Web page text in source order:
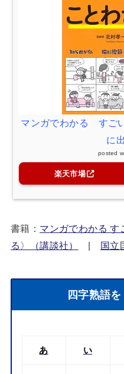
マンガでわかる すご
に
posted
楽天市場
書籍： マンガでわかる す
る〉（講談社）
| 国立
四字熟語
あ い